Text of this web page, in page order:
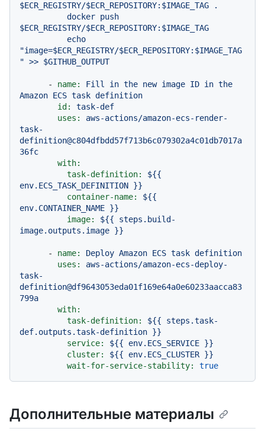
$ECR_REGISTRY/$ECR_REPOSITORY:$IMAGE_TAG .
$ECR_REGISTRY/$ECR_REPOSITORY:$IMAGE_TAG
"image=$ECR_REGISTRY/$ECR_REPOSITORY:$IMAGE_TAG
- name: Fill in the new image ID in the
Amazon ECS task definition
id:
task-def
uses:
aws-actions/amazon-ecs-render-
task-
definition@c804dfbdd57f713b6c079302a4c01db7017a
36fc
with:
task-definition:
${{
env.ECS_TASK_DEFINITION }}
container-name:
${{
env.CONTAINER_NAME }}
image:
${{
steps.build-
image.outputs.image }}
- name: Deploy Amazon ECS task definition
uses:
aws-actions/amazon-ecs-deploy-
task-
definition@df9643053eda01f169e64a0e60233aacca83
799a
with:
task-definition:
${{
steps.task-
def.outputs.task-definition }}
service:
${{ env.ECS_SERVICE }}
cluster:
${{ env.ECS_CLUSTER }}
wait-for-service-stability:
true
Дополнительные материалы